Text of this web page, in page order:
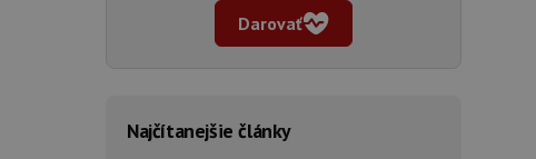
Darovať
Najčítanejšie články